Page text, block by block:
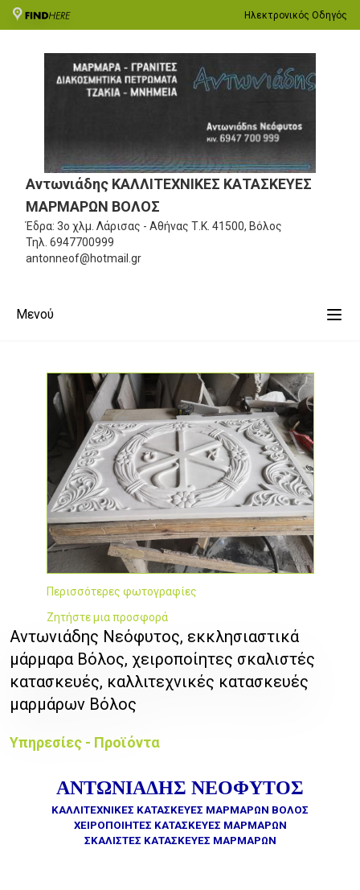
Ηλεκτρονικός Οδηγός
Αντωνιάδης ΚΑΛΛΙΤΕΧΝΙΚΕΣ ΚΑΤΑΣΚΕΥΕΣ
ΜΑΡΜΑΡΩΝ ΒΟΛΟΣ
Έδρα: 3ο χλμ. Λάρισας - Αθήνας Τ.Κ. 41500, Βόλος
Τηλ. 6947700999
antonneof@hotmail.gr
Μενού
Περισσότερες φωτογραφίες
Ζητήστε μια προσφορά
Αντωνιάδης Νεόφυτος, εκκλησιαστικά
μάρμαρα Βόλος, χειροποίητες σκαλιστές
κατασκευές, καλλιτεχνικές κατασκευές
μαρμάρων Βόλος
Υπηρεσίες - Προϊόντα
ΑΝΤΩΝΙΑΔΗΣ ΝΕΟΦΥΤΟΣ
ΚΑΛΛΙΤΕΧΝΙΚΕΣ ΚΑΤΑΣΚΕΥΕΣ ΜΑΡΜΑΡΩΝ ΒΟΛΟΣ
ΧΕΙΡΟΠΟΙΗΤΕΣ ΚΑΤΑΣΚΕΥΕΣ ΜΑΡΜΑΡΩΝ
ΣΚΑΛΙΣΤΕΣ ΚΑΤΑΣΚΕΥΕΣ ΜΑΡΜΑΡΩΝ